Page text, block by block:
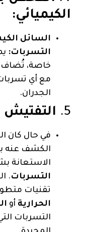
الكيميائي:
السائل
التسربات:
خاصة، تُضاف
مع أي
الجدران.
5. التفتيش
في حال كان
الكشف عنه
الاستعانة
التسربات.
تقنيات
الحرارية أو
التسربات